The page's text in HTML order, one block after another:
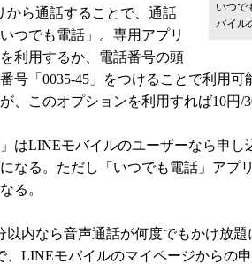
いつで
バイル
ら通話することで、通話
つでも電話」。専用アプリ
利用するか、電話番号の頭
号「0035-45」をつけることで利用
、このオプションを利用すれば10円/
はLINEモバイルのユーザーなら申し
なる。ただし「いつでも電話」アプ
る。
内なら音声通話が何度でもかけ放題
、LINEモバイルのマイページからの